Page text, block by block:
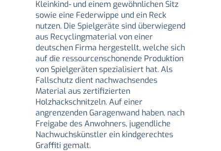
Kleinkind- und einem gewöhnlichen Sitz
sowie eine Federwippe und ein Reck
nutzen. Die Spielgeräte sind überwiegend
aus Recyclingmaterial von einer
deutschen Firma hergestellt, welche sich
auf die ressourcenschonende Produktion
von Spielgeräten spezialisiert hat. Als
Fallschutz dient nachwachsendes
Material aus zertifizierten
Holzhackschnitzeln. Auf einer
angrenzenden Garagenwand haben, nach
Freigabe des Anwohners, jugendliche
Nachwuchskünstler ein kindgerechtes
Graffiti gemalt.